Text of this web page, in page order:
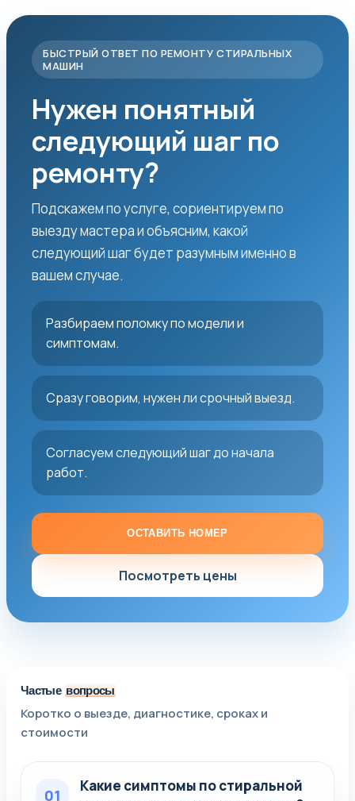
БЫСТРЫЙ ОТВЕТ ПО РЕМОНТУ СТИРАЛЬНЫХ
МАШИН
Нужен понятный
следующий шаг по
ремонту?
Подскажем по услуге, сориентируем по
выезду мастера и объясним, какой
следующий шаг будет разумным именно в
вашем случае.
Разбираем поломку по модели и
симптомам.
Сразу говорим, нужен ли срочный выезд.
Согласуем следующий шаг до начала
работ.
ОСТАВИТЬ НОМЕР
Посмотреть цены
Частые вопросы
Коротко о выезде, диагностике, сроках и
стоимости
01
Какие симптомы по стиральной